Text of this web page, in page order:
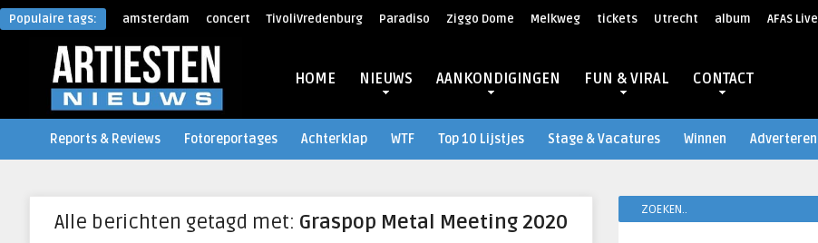
Populaire tags: amsterdam concert TivoliVredenburg Paradiso Ziggo Dome Melkweg tickets Utrecht album AFAS Live
HOME NIEUWS AANKONDIGINGEN FUN & VIRAL CONTACT
Reports & Reviews Fotoreportages Achterklap WTF Top 10 Lijstjes Stage & Vacatures Winnen Adverteren
Alle berichten getagd met: Graspop Metal Meeting 2020
ZOEKEN..